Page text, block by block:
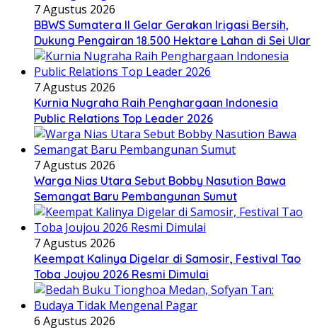
7 Agustus 2026
BBWS Sumatera II Gelar Gerakan Irigasi Bersih,
Dukung Pengairan 18.500 Hektare Lahan di Sei Ular
7 Agustus 2026
Kurnia Nugraha Raih Penghargaan Indonesia
Public Relations Top Leader 2026
7 Agustus 2026
Warga Nias Utara Sebut Bobby Nasution Bawa
Semangat Baru Pembangunan Sumut
7 Agustus 2026
Keempat Kalinya Digelar di Samosir, Festival Tao
Toba Joujou 2026 Resmi Dimulai
6 Agustus 2026